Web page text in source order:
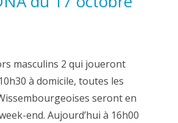
masculins 2 qui joueront
à domicile, toutes les
seront en
end. Aujourd’hui à 16h00